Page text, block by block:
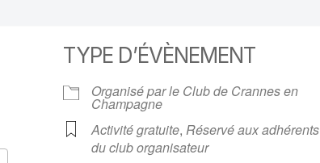
TYPE D’ÉVÈNEMENT
Organisé par le Club de Crannes en
Champagne
Activité gratuite,Réservé aux adhérents
du club organisateur